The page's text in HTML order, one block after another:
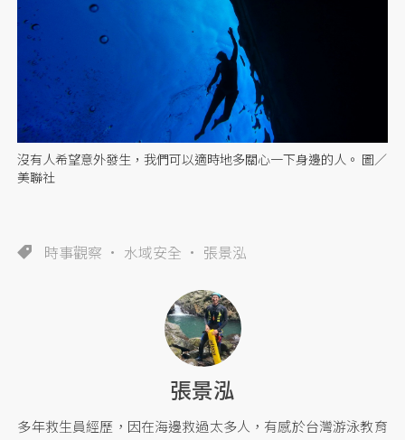
沒有人希望意外發生，我們可以適時地多關心一下身邊的人。 圖／
美聯社
時事觀察 水域安全 張景泓
張景泓
多年救生員經歷，因在海邊救過太多人，有感於台灣游泳教育